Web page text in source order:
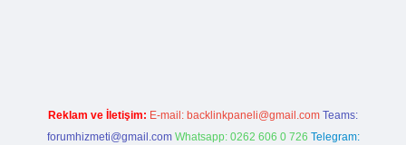
Reklam ve İletişim: E-mail: backlinkpaneli@gmail.com Teams:
forumhizmeti@gmail.com Whatsapp: 0262 606 0 726 Telegram: